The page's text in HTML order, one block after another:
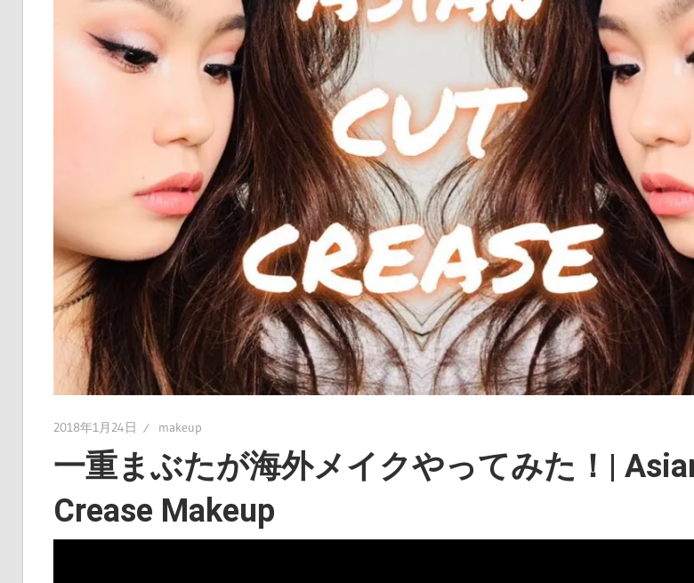
2018年1月24日 makeup
一重まぶたが海外メイクやってみた！|
Crease Makeup